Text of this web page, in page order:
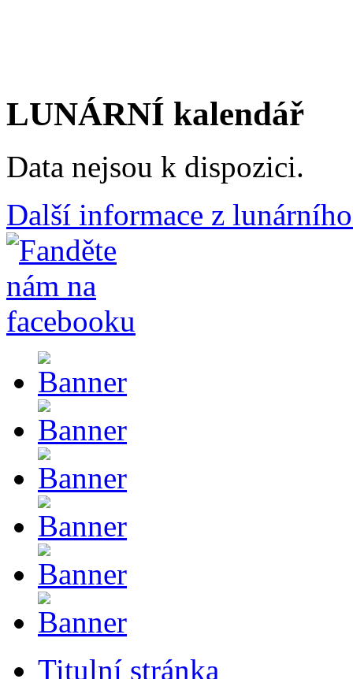
LUNÁRNÍ kalendář
Data nejsou k dispozici.
Další informace z
Titulní stránka